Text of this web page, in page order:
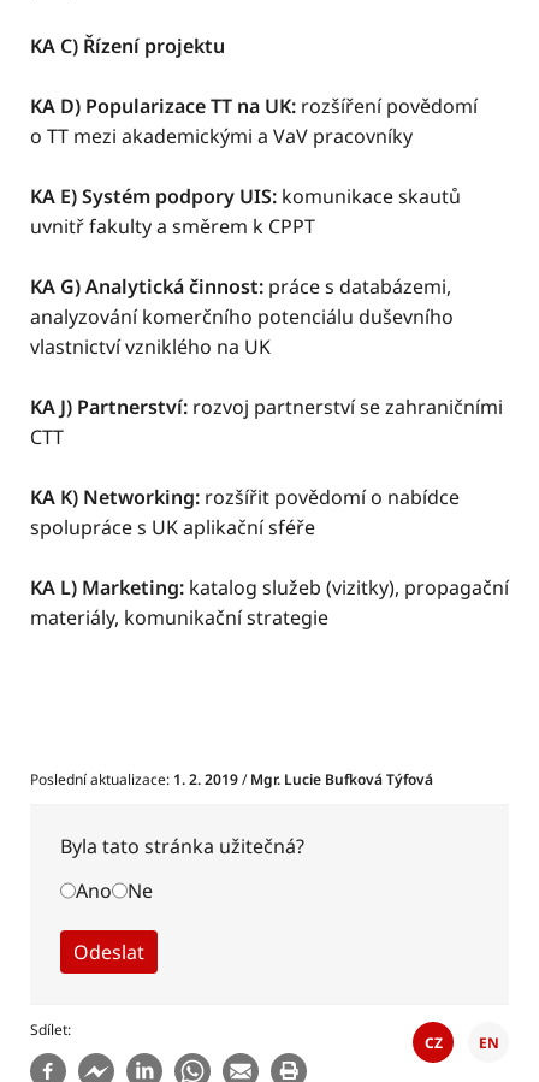
KA C) Řízení projektu
KA D) Popularizace TT na UK: rozšíření povědomí
o TT mezi akademickými a VaV pracovníky
KA E) Systém podpory UIS: komunikace skautů
uvnitř fakulty a směrem k CPPT
KA G) Analytická činnost: práce s databázemi,
analyzování komerčního potenciálu duševního
vlastnictví vzniklého na UK
KA J) Partnerství: rozvoj partnerství se zahraničními
CTT
KA K) Networking: rozšířit povědomí o nabídce
spolupráce s UK aplikační sféře
KA L) Marketing: katalog služeb (vizitky), propagační
materiály, komunikační strategie
Poslední aktualizace: 1. 2. 2019/Mgr. Lucie Bufková Týfová
Byla tato stránka užitečná?
Ano
Ne
Sdílet
CZ EN